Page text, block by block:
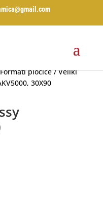
Formati pločice/Veliki
30X90